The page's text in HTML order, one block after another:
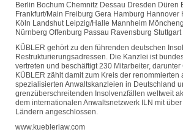
Berlin Bochum Chemnitz Dessau Dresden Düren
Frankfurt/Main Freiburg Gera Hamburg Hannover
Köln Landshut Leipzig/Halle Mannheim
Nürnberg Offenburg Passau Ravensburg Stuttgart
KÜBLER gehört zu den führenden deutschen
Restrukturierungsadressen. Die Kanzlei ist
vertreten und beschäftigt 230 Mitarbeiter, darunter
KÜBLER zählt damit zum Kreis der renommierten
spezialisierten Anwaltskanzleien in Deutschland
grenzüberschreitenden Insolvenzfällen weltweit
dem internationalen Anwaltsnetzwerk ILN mit
Ländern angeschlossen.
www.kueblerlaw.com